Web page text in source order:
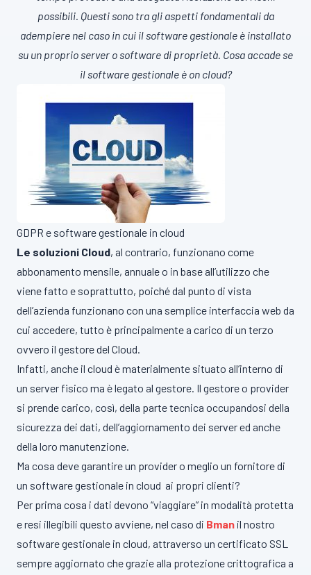
possibili. Questi sono tra gli aspetti fondamentali da
adempiere nel caso in cui il software gestionale è installato
su un proprio server o software di proprietà. Cosa accade se
il software gestionale è on cloud?
GDPR e software gestionale in cloud
Le soluzioni Cloud, al contrario, funzionano come
abbonamento mensile, annuale o in base all’utilizzo che
viene fatto e soprattutto, poiché dal punto di vista
dell’azienda funzionano con una semplice interfaccia web da
cui accedere, tutto è principalmente a carico di un terzo
ovvero il gestore del Cloud.
Infatti, anche il cloud è materialmente situato all’interno di
un server fisico ma è legato al gestore. Il gestore o provider
si prende carico, così, della parte tecnica occupandosi della
sicurezza dei dati, dell’aggiornamento dei server ed anche
della loro manutenzione.
Ma cosa deve garantire un provider o meglio un fornitore di
un software gestionale in cloud ai propri clienti?
Per prima cosa i dati devono “viaggiare” in modalità protetta
e resi illegibili questo avviene, nel caso di Bman il nostro
software gestionale in cloud, attraverso un certificato SSL
sempre aggiornato che grazie alla protezione crittografica a